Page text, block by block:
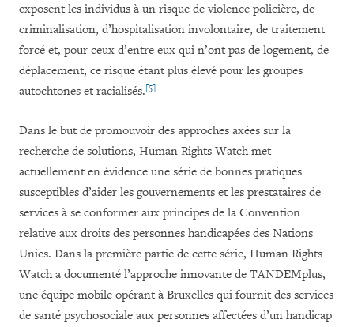
exposent les individus à un risque de violence policière, de
criminalisation, d’hospitalisation involontaire, de traitement
forcé et, pour ceux d’entre eux qui n’ont pas de logement, de
déplacement, ce risque étant plus élevé pour les groupes
autochtones et racialisés.[5]
Dans le but de promouvoir des approches axées sur la
recherche de solutions, Human Rights Watch met
actuellement en évidence une série de bonnes pratiques
susceptibles d’aider les gouvernements et les prestataires de
services à se conformer aux principes de la Convention
relative aux droits des personnes handicapées des Nations
Unies. Dans la première partie de cette série, Human Rights
Watch a documenté l’approche innovante de TANDEMplus,
une équipe mobile opérant à Bruxelles qui fournit des services
de santé psychosociale aux personnes affectées d’un handicap